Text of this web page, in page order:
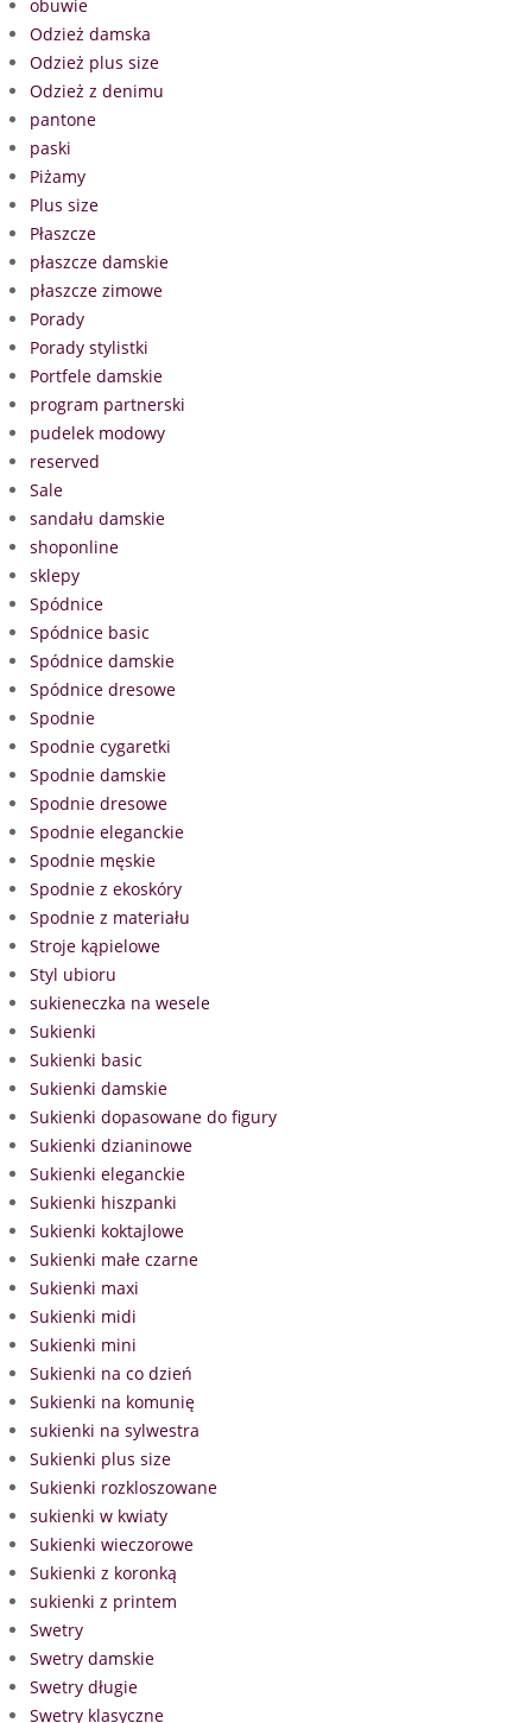
obuwie
Odzież damska
Odzież plus size
Odzież z denimu
pantone
paski
Piżamy
Plus size
Płaszcze
płaszcze damskie
płaszcze zimowe
Porady
Porady stylistki
Portfele damskie
program partnerski
pudelek modowy
reserved
Sale
sandału damskie
shoponline
sklepy
Spódnice
Spódnice basic
Spódnice damskie
Spódnice dresowe
Spodnie
Spodnie cygaretki
Spodnie damskie
Spodnie dresowe
Spodnie eleganckie
Spodnie męskie
Spodnie z ekoskóry
Spodnie z materiału
Stroje kąpielowe
Styl ubioru
sukieneczka na wesele
Sukienki
Sukienki basic
Sukienki damskie
Sukienki dopasowane do figury
Sukienki dzianinowe
Sukienki eleganckie
Sukienki hiszpanki
Sukienki koktajlowe
Sukienki małe czarne
Sukienki maxi
Sukienki midi
Sukienki mini
Sukienki na co dzień
Sukienki na komunię
sukienki na sylwestra
Sukienki plus size
Sukienki rozkloszowane
sukienki w kwiaty
Sukienki wieczorowe
Sukienki z koronką
sukienki z printem
Swetry
Swetry damskie
Swetry długie
Swetry klasyczne